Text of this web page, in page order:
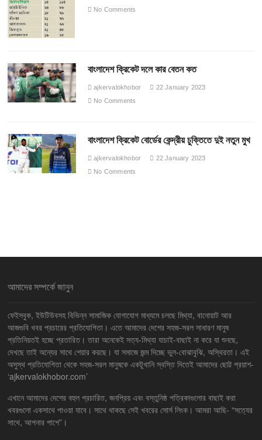
No Comments
বাংলাদেশ ক্রিকেট দলে কার বেতন কত
ajkervalokhobor
22 January 2023
No Comments
বাংলাদেশ ক্রিকেট বোর্ডের কেন্দ্রীয় চুক্তিতে দুই নতুন মুখ
ajkervalokhobor
22 January 2023
No Comments
আমাদের সম্পর্কে জানুন
ফেইসবুক, ইউটিউবসহ বিভিন্ন সামাজিক যোগাযোগ মাধ্যমে চলছে মিথ্যা, বানোয়াট আর
আজগুবি খবর প্রচারের প্রতিযোগিতা। এতে আমাদের দেশের সহজ-সরল সাধারণ মানুষ
প্রতিনিয়তই হচ্ছে প্রতারিত। তারা অনেকেই সত্য-মিথ্যা যাচাই-বাছাই না করে যা শুনছে,
দেখছে তাই অন্যের সাথে শেয়ার করছে। যা সমাজে জন্ম দিচ্ছে ভুল-বোঝাবুঝি, অস্থিরতা। এই
অসুস্থ প্রতিযোগিতা থেকে সহজ-সরল মানুষকে একটুখানি স্বস্তি দিতেই আমাদের ছোট্ট প্রয়াশ-
‘ajkervalokhobor.com’
এখানে আমাদের দেশের বহুল প্রচারিত, জনপ্রিয় এবং বস্তুনিষ্ঠ পত্রিকাগুলোর বাছাই করা
খবরগুলো একসাথে পাওয়া যাবে। সাথে থাকছে সেই খবরের সোর্স লিংক। আমরা আছি- “সত্যের
সাথে, আপনার পাশে”।